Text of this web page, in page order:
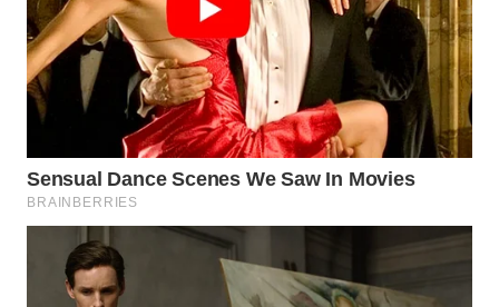
WN
KARO
WN
SIMALUNGUN
WN
LABUHANBATU
WN
TAPANULI